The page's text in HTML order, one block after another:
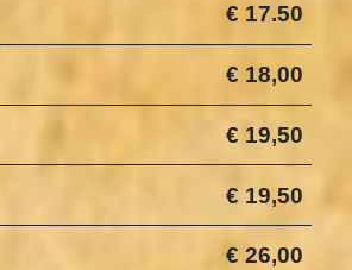
€ 17.50
€ 18,00
€ 19,50
€ 19,50
€ 26,00